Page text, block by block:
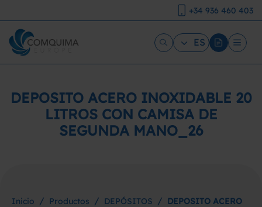
+34 936 460 403
ES
DEPOSITO ACERO INOXIDABLE 20
LITROS CON CAMISA DE
SEGUNDA MANO_26
Inicio / Productos / DEPÓSITOS / DEPOSITO ACERO